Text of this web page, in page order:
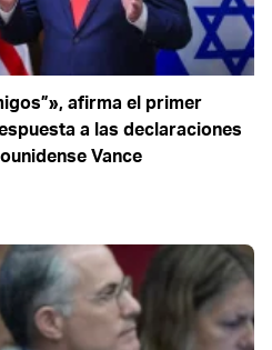
afirma el primer
a las declaraciones
Vance